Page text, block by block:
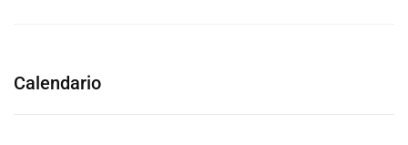
Calendario